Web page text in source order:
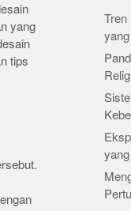
yang
tips
Tren